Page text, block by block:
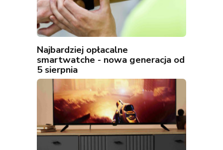
Najbardziej opłacalne
smartwatche - nowa generacja od
5 sierpnia